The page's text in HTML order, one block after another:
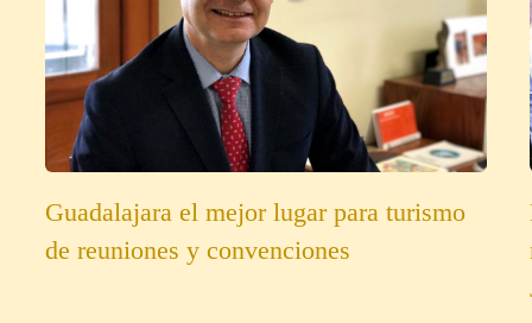
Guadalajara el mejor lugar para turismo
de reuniones y convenciones